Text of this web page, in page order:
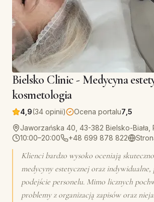
Bielsko Clinic - Medycyna
kosmetologia
4,9(34 opinii) Ocena portalu7,5
Jaworzańska 40, 43-382 Bielsko-Biała,
10:00–20:00
+48 699 878 822
Klienci bardzo wysoko oceniają
medycyny estetycznej oraz indywidualne,
podejście personelu. Mimo licznych
problemy z organizacją zapisów oraz